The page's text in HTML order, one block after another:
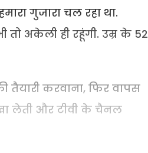
गुजारा चल रहा था.
अकेली ही रहूंगी. उम्र के 52
तैयारी करवाना, फिर वापस
लेती और टीवी के चैनल